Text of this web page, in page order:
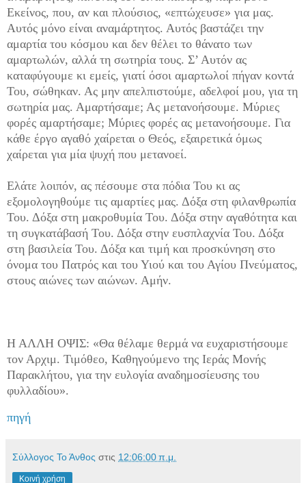
Εκείνος, που, αν και πλούσιος, «επτώχευσε» για μας.
Αυτός μόνο είναι αναμάρτητος. Αυτός βαστάζει την
αμαρτία του κόσμου και δεν θέλει το θάνατο των
αμαρτωλών, αλλά τη σωτηρία τους. Σ’ Αυτόν ας
καταφύγουμε κι εμείς, γιατί όσοι αμαρτωλοί πήγαν κοντά
Του, σώθηκαν. Ας μην απελπιστούμε, αδελφοί μου, για τη
σωτηρία μας. Αμαρτήσαμε; Ας μετανοήσουμε. Μύριες
φορές αμαρτήσαμε; Μύριες φορές ας μετανοήσουμε. Για
κάθε έργο αγαθό χαίρεται ο Θεός, εξαιρετικά όμως
χαίρεται για μία ψυχή που μετανοεί.
Ελάτε λοιπόν, ας πέσουμε στα πόδια Του κι ας
εξομολογηθούμε τις αμαρτίες μας. Δόξα στη φιλανθρωπία
Του. Δόξα στη μακροθυμία Του. Δόξα στην αγαθότητα και
τη συγκατάβασή Του. Δόξα στην ευσπλαχνία Του. Δόξα
στη βασιλεία Του. Δόξα και τιμή και προσκύνηση στο
όνομα του Πατρός και του Υιού και του Αγίου Πνεύματος,
στους αιώνες των αιώνων. Αμήν.
Η ΑΛΛΗ ΟΨΙΣ: «Θα θέλαμε θερμά να ευχαριστήσουμε
τον Αρχιμ. Τιμόθεο, Καθηγούμενο της Ιεράς Μονής
Παρακλήτου, για την ευλογία αναδημοσίευσης του
φυλλαδίου».
πηγή
Σύλλογος Το Άνθος στις 12:06:00 π.μ.
Κοινή χρήση